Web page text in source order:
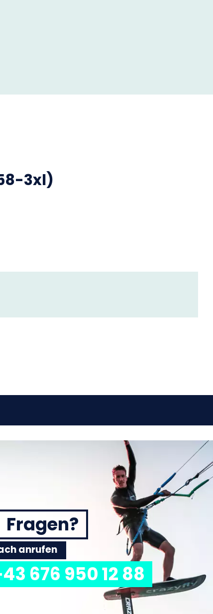
3xl)
Fragen?
anrufen
676 950 12 88